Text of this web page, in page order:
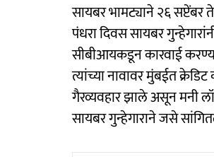
सायबर भामट्याने २६
पंधरा दिवस सायबर
सीबीआयकडून कारवाई
त्यांच्या नावावर मुंबईत
गैरव्यवहार झाले असून मनी
सायबर गुन्हेगाराने जसे